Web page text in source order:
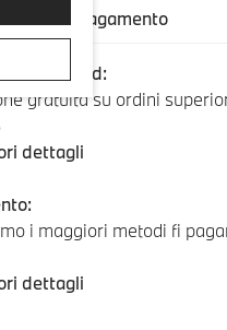
e pagamento
standard:
gratuita su ordini
dettagli
i maggiori metodi fi
dettagli